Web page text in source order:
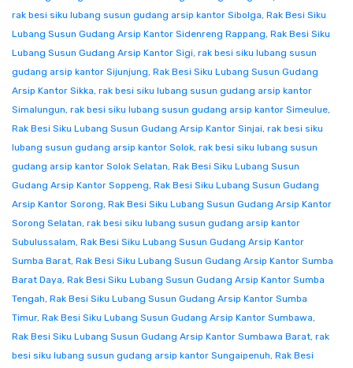
rak besi siku lubang susun gudang arsip kantor Sibolga, Rak Besi Siku
Lubang Susun Gudang Arsip Kantor Sidenreng Rappang, Rak Besi Siku
Lubang Susun Gudang Arsip Kantor Sigi, rak besi siku lubang susun
gudang arsip kantor Sijunjung, Rak Besi Siku Lubang Susun Gudang
Arsip Kantor Sikka, rak besi siku lubang susun gudang arsip kantor
Simalungun, rak besi siku lubang susun gudang arsip kantor Simeulue,
Rak Besi Siku Lubang Susun Gudang Arsip Kantor Sinjai, rak besi siku
lubang susun gudang arsip kantor Solok, rak besi siku lubang susun
gudang arsip kantor Solok Selatan, Rak Besi Siku Lubang Susun
Gudang Arsip Kantor Soppeng, Rak Besi Siku Lubang Susun Gudang
Arsip Kantor Sorong, Rak Besi Siku Lubang Susun Gudang Arsip Kantor
Sorong Selatan, rak besi siku lubang susun gudang arsip kantor
Subulussalam, Rak Besi Siku Lubang Susun Gudang Arsip Kantor
Sumba Barat, Rak Besi Siku Lubang Susun Gudang Arsip Kantor Sumba
Barat Daya, Rak Besi Siku Lubang Susun Gudang Arsip Kantor Sumba
Tengah, Rak Besi Siku Lubang Susun Gudang Arsip Kantor Sumba
Timur, Rak Besi Siku Lubang Susun Gudang Arsip Kantor Sumbawa,
Rak Besi Siku Lubang Susun Gudang Arsip Kantor Sumbawa Barat, rak
besi siku lubang susun gudang arsip kantor Sungaipenuh, Rak Besi